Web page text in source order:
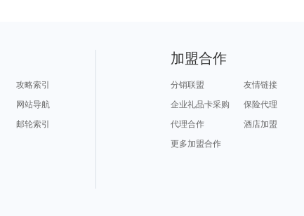
攻略索引
网站导航
邮轮索引
加盟合作
分销联盟
友情链接
企业礼品卡采购
保险代理
代理合作
酒店加盟
更多加盟合作